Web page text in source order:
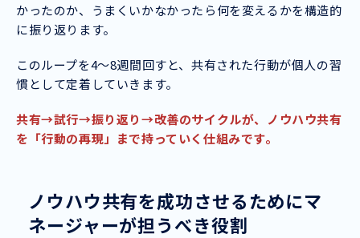
かったのか、うまくいかなかったら何を変えるかを構造的
に振り返ります。
このループを4〜8週間回すと、共有された行動が個人の習
慣として定着していきます。
共有→試行→振り返り→改善のサイクルが、ノウハウ共有
を「行動の再現」まで持っていく仕組みです。
ノウハウ共有を成功させるためにマ
ネージャーが担うべき役割